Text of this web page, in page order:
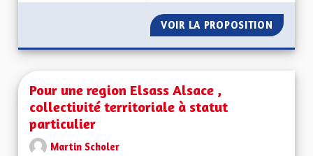
VOIR LA PROPOSITION
Pour une region Elsass Alsace ,
collectivité territoriale à statut
particulier
Martin Scholer